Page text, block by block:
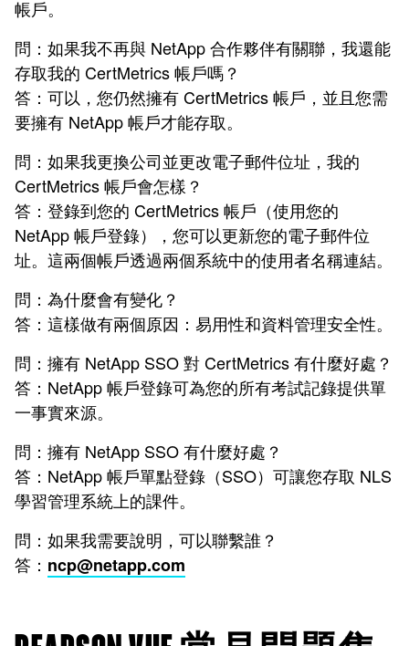
帳戶。
問：如果我不再與 NetApp 合作夥伴有關聯，我還能
存取我的 CertMetrics 帳戶嗎？
答：可以，您仍然擁有 CertMetrics 帳戶，並且您需
要擁有 NetApp 帳戶才能存取。
問：如果我更換公司並更改電子郵件位址，我的
CertMetrics 帳戶會怎樣？
答：登錄到您的 CertMetrics 帳戶（使用您的
NetApp 帳戶登錄），您可以更新您的電子郵件位
址。這兩個帳戶透過兩個系統中的使用者名稱連結。
問：為什麼會有變化？
答：這樣做有兩個原因：易用性和資料管理安全性。
問：擁有 NetApp SSO 對 CertMetrics 有什麼好處？
答：NetApp 帳戶登錄可為您的所有考試記錄提供單
一事實來源。
問：擁有 NetApp SSO 有什麼好處？
答：NetApp 帳戶單點登錄（SSO）可讓您存取 NLS
學習管理系統上的課件。
問：如果我需要說明，可以聯繫誰？
答： ncp@netapp.com